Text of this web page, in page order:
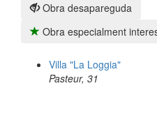
Obra desapareguda
Obra especialment
Villa "La Loggia"
Pasteur, 31